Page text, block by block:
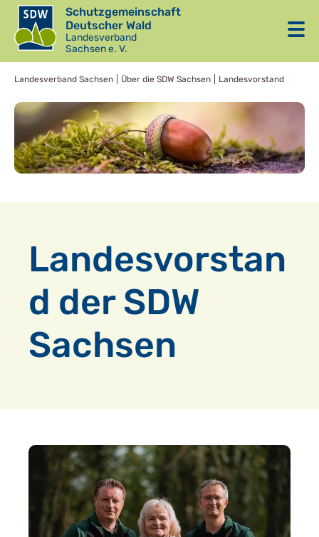
Schutzgemeinschaft
Deutscher Wald
Landesverband
Sachsen e. V.
Landesverband Sachsen Über die SDW Sachsen Landesvorstand
Landesvorstan
d der SDW
Sachsen